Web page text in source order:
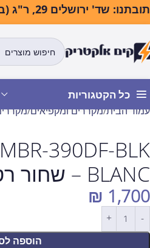
שד' ירושלים 29, ר"ג (בתיאום מראש)
כל הקטגוריות
עמוד הבית מקררים ומקפיאים
BLANC – שחור רטרו
₪ 1,700
הוספה